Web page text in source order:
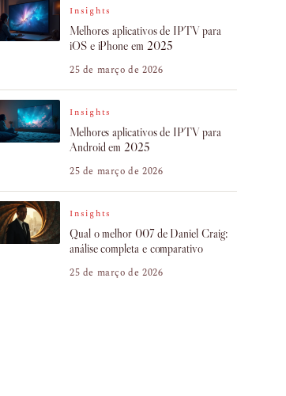
Insights
Melhores aplicativos de IPTV para
iOS e iPhone em 2025
25 de março de 2026
Insights
Melhores aplicativos de IPTV para
Android em 2025
25 de março de 2026
Insights
Qual o melhor 007 de Daniel Craig:
análise completa e comparativo
25 de março de 2026